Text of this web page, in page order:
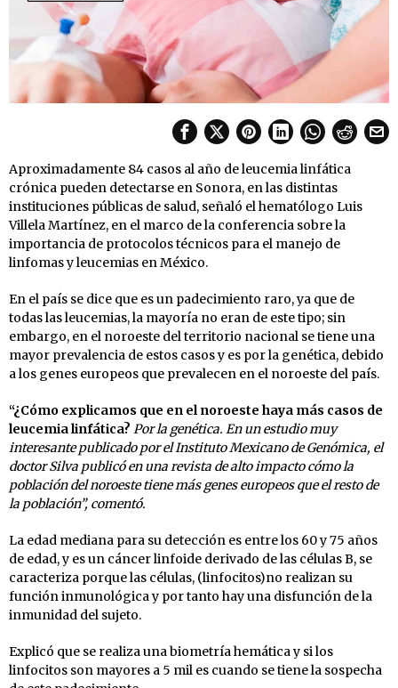
Aproximadamente 84 casos al año de leucemia linfática
crónica pueden detectarse en Sonora, en las distintas
instituciones públicas de salud, señaló el hematólogo Luis
Villela Martínez, en el marco de la conferencia sobre la
importancia de protocolos técnicos para el manejo de
linfomas y leucemias en México.
En el país se dice que es un padecimiento raro, ya que de
todas las leucemias, la mayoría no eran de este tipo; sin
embargo, en el noroeste del territorio nacional se tiene una
mayor prevalencia de estos casos y es por la genética, debido
a los genes europeos que prevalecen en el noroeste del país.
“¿Cómo explicamos que en el noroeste haya más casos de
leucemia linfática? Por la genética. En un estudio muy
interesante publicado por el Instituto Mexicano de Genómica, el
doctor Silva publicó en una revista de alto impacto cómo la
población del noroeste tiene más genes europeos que el resto de
la población”, comentó.
La edad mediana para su detección es entre los 60 y 75 años
de edad, y es un cáncer linfoide derivado de las células B, se
caracteriza porque las células, (linfocitos)no realizan su
función inmunológica y por tanto hay una disfunción de la
inmunidad del sujeto.
Explicó que se realiza una biometría hemática y si los
linfocitos son mayores a 5 mil es cuando se tiene la sospecha